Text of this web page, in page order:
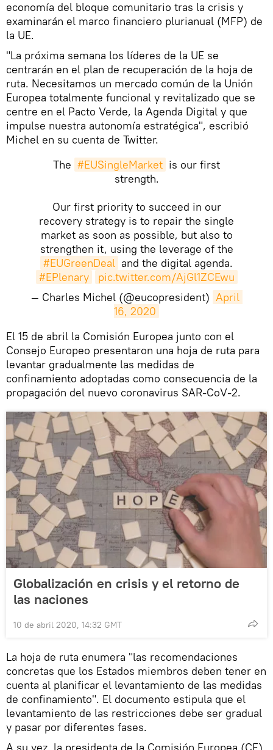
economía del bloque comunitario tras la crisis y
examinarán el marco financiero plurianual (MFP) de
la UE.
"La próxima semana los líderes de la UE se
centrarán en el plan de recuperación de la hoja de
ruta. Necesitamos un mercado común de la Unión
Europea totalmente funcional y revitalizado que se
centre en el Pacto Verde, la Agenda Digital y que
impulse nuestra autonomía estratégica", escribió
Michel en su cuenta de Twitter.
The #EUSingleMarket is our first
strength.
Our first priority to succeed in our
recovery strategy is to repair the single
market as soon as possible, but also to
strengthen it, using the leverage of the
#EUGreenDeal and the digital agenda.
#EPlenary
pic.twitter.com/AjGl1ZCEwu
— Charles Michel (@eucopresident) April
16, 2020
El 15 de abril la Comisión Europea junto con el
Consejo Europeo presentaron una hoja de ruta para
levantar gradualmente las medidas de
confinamiento adoptadas como consecuencia de la
propagación del nuevo coronavirus SAR-CoV-2.
Globalización en crisis y el retorno de
las naciones
10 de abril 2020, 14:32 GMT
La hoja de ruta enumera "las recomendaciones
concretas que los Estados miembros deben tener en
cuenta al planificar el levantamiento de las medidas
de confinamiento". El documento estipula que el
levantamiento de las restricciones debe ser gradual
y pasar por diferentes fases.